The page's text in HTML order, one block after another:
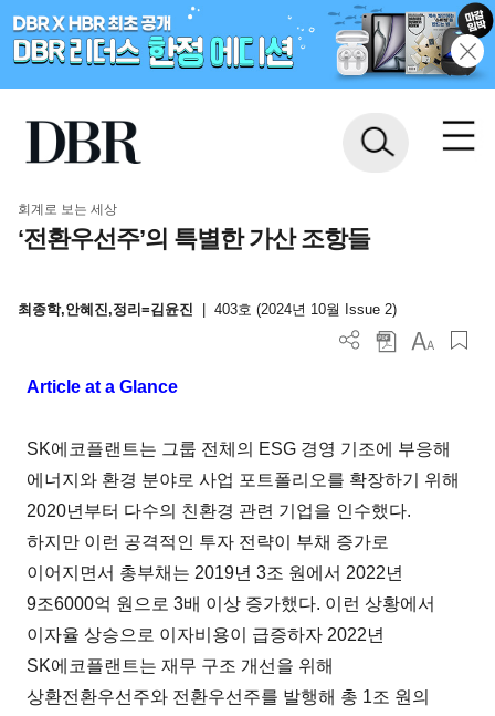
회계로 보는 세상
‘전환우선주’의 특별한 가산 조항들
최종학,안혜진,정리=김윤진 403호 (2024년 10월 Issue 2)
Article at a Glance
SK에코플랜트는 그룹 전체의 ESG 경영 기조에 부응해
에너지와 환경 분야로 사업 포트폴리오를 확장하기 위해
2020년부터 다수의 친환경 관련 기업을 인수했다.
하지만 이런 공격적인 투자 전략이 부채 증가로
이어지면서 총부채는 2019년 3조 원에서 2022년
9조6000억 원으로 3배 이상 증가했다. 이런 상황에서
이자율 상승으로 이자비용이 급증하자 2022년
SK에코플랜트는 재무 구조 개선을 위해
상환전환우선주와 전환우선주를 발행해 총 1조 원의